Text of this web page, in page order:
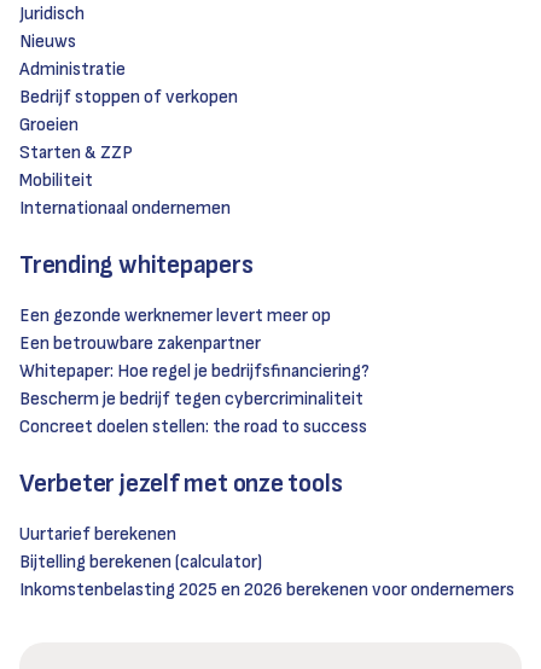
Juridisch
Nieuws
Administratie
Bedrijf stoppen of verkopen
Groeien
Starten & ZZP
Mobiliteit
Internationaal ondernemen
Trending whitepapers
Een gezonde werknemer levert meer op
Een betrouwbare zakenpartner
Whitepaper: Hoe regel je bedrijfsfinanciering?
Bescherm je bedrijf tegen cybercriminaliteit
Concreet doelen stellen: the road to success
Verbeter jezelf met onze tools
Uurtarief berekenen
Bijtelling berekenen (calculator)
Inkomstenbelasting 2025 en 2026 berekenen voor ondernemers